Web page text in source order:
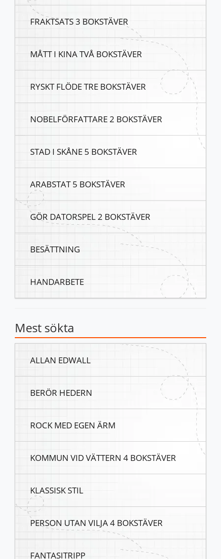
FRAKTSATS 3 BOKSTÄVER
MÅTT I KINA TVÅ BOKSTÄVER
RYSKT FLÖDE TRE BOKSTÄVER
NOBELFÖRFATTARE 2 BOKSTÄVER
STAD I SKÅNE 5 BOKSTÄVER
ARABSTAT 5 BOKSTÄVER
GÖR DATORSPEL 2 BOKSTÄVER
BESÄTTNING
HANDARBETE
Mest sökta
ALLAN EDWALL
BERÖR HEDERN
ROCK MED EGEN ÄRM
KOMMUN VID VÄTTERN 4 BOKSTÄVER
KLASSISK STIL
PERSON UTAN VILJA 4 BOKSTÄVER
FANTASITRIPP